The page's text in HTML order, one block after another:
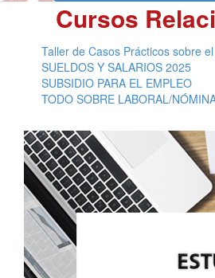
Cursos
Taller de Casos Prácticos sobre
SUELDOS Y SALARIOS 2025
SUBSIDIO PARA EL EMPLEO
TODO SOBRE LABORAL/